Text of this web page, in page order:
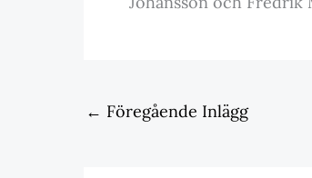
← Föregående Inlägg